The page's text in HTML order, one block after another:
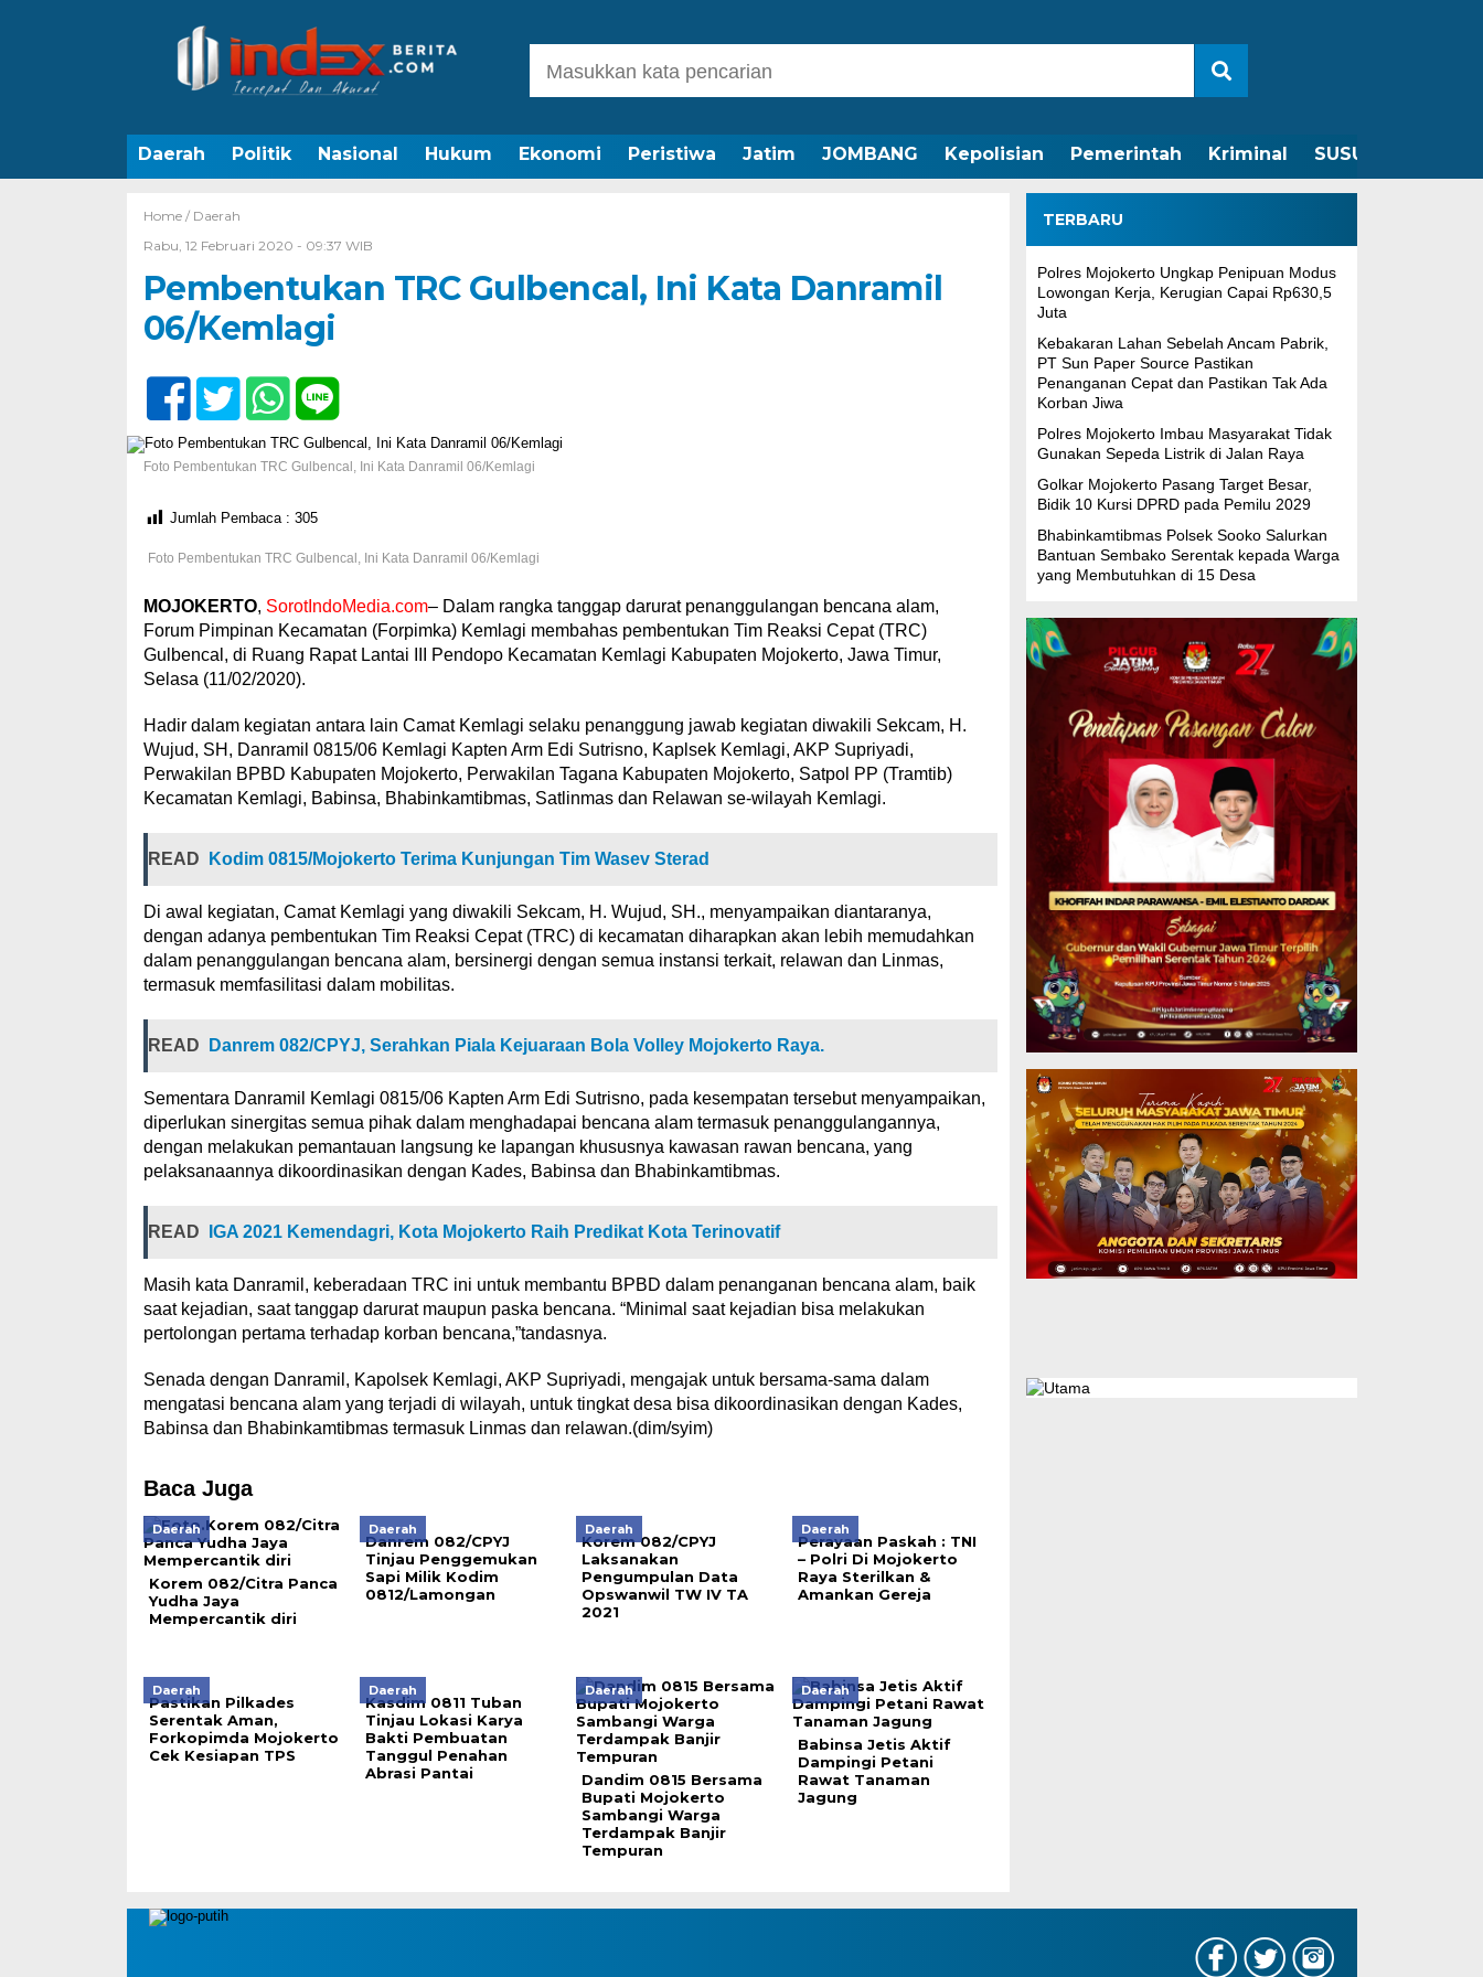
Daerah Politik Nasional Hukum Ekonomi Peristiwa Jatim JOMBANG Kepolisian Pemerintah Kriminal SUSUNAN
Home / Daerah
Rabu, 12 Februari 2020 - 09:37 WIB
Pembentukan TRC Gulbencal, Ini Kata Danramil
06/Kemlagi
Foto Pembentukan TRC Gulbencal, Ini Kata Danramil 06/Kemlagi
Jumlah Pembaca : 305
Foto Pembentukan TRC Gulbencal, Ini Kata Danramil 06/Kemlagi
MOJOKERTO, SorotIndoMedia.com– Dalam rangka tanggap darurat penanggulangan bencana alam,
Forum Pimpinan Kecamatan (Forpimka) Kemlagi membahas pembentukan Tim Reaksi Cepat (TRC)
Gulbencal, di Ruang Rapat Lantai III Pendopo Kecamatan Kemlagi Kabupaten Mojokerto, Jawa Timur,
Selasa (11/02/2020).
Hadir dalam kegiatan antara lain Camat Kemlagi selaku penanggung jawab kegiatan diwakili Sekcam, H.
Wujud, SH, Danramil 0815/06 Kemlagi Kapten Arm Edi Sutrisno, Kaplsek Kemlagi, AKP Supriyadi,
Perwakilan BPBD Kabupaten Mojokerto, Perwakilan Tagana Kabupaten Mojokerto, Satpol PP (Tramtib)
Kecamatan Kemlagi, Babinsa, Bhabinkamtibmas, Satlinmas dan Relawan se-wilayah Kemlagi.
READ Kodim 0815/Mojokerto Terima Kunjungan Tim Wasev Sterad
Di awal kegiatan, Camat Kemlagi yang diwakili Sekcam, H. Wujud, SH., menyampaikan diantaranya,
dengan adanya pembentukan Tim Reaksi Cepat (TRC) di kecamatan diharapkan akan lebih memudahkan
dalam penanggulangan bencana alam, bersinergi dengan semua instansi terkait, relawan dan Linmas,
termasuk memfasilitasi dalam mobilitas.
READ Danrem 082/CPYJ, Serahkan Piala Kejuaraan Bola Volley Mojokerto Raya.
Sementara Danramil Kemlagi 0815/06 Kapten Arm Edi Sutrisno, pada kesempatan tersebut menyampaikan,
diperlukan sinergitas semua pihak dalam menghadapai bencana alam termasuk penanggulangannya,
dengan melakukan pemantauan langsung ke lapangan khususnya kawasan rawan bencana, yang
pelaksanaannya dikoordinasikan dengan Kades, Babinsa dan Bhabinkamtibmas.
READ IGA 2021 Kemendagri, Kota Mojokerto Raih Predikat Kota Terinovatif
Masih kata Danramil, keberadaan TRC ini untuk membantu BPBD dalam penanganan bencana alam, baik
saat kejadian, saat tanggap darurat maupun paska bencana. “Minimal saat kejadian bisa melakukan
pertolongan pertama terhadap korban bencana,”tandasnya.
Senada dengan Danramil, Kapolsek Kemlagi, AKP Supriyadi, mengajak untuk bersama-sama dalam
mengatasi bencana alam yang terjadi di wilayah, untuk tingkat desa bisa dikoordinasikan dengan Kades,
Babinsa dan Bhabinkamtibmas termasuk Linmas dan relawan.(dim/syim)
Baca Juga
Daerah
Korem 082/Citra Panca
Yudha Jaya
Mempercantik diri
Daerah
Danrem 082/CPYJ
Tinjau Penggemukan
Sapi Milik Kodim
0812/Lamongan
Daerah
Korem 082/CPYJ
Laksanakan
Pengumpulan Data
Opswanwil TW IV TA
2021
Daerah
Perayaan Paskah : TNI
– Polri Di Mojokerto
Raya Sterilkan &
Amankan Gereja
Daerah
Pastikan Pilkades
Serentak Aman,
Forkopimda Mojokerto
Cek Kesiapan TPS
Daerah
Kasdim 0811 Tuban
Tinjau Lokasi Karya
Bakti Pembuatan
Tanggul Penahan
Abrasi Pantai
Daerah
Dandim 0815 Bersama
Bupati Mojokerto
Sambangi Warga
Terdampak Banjir
Tempuran
Daerah
Babinsa Jetis Aktif
Dampingi Petani
Rawat Tanaman
Jagung
TERBARU
Polres Mojokerto Ungkap Penipuan Modus
Lowongan Kerja, Kerugian Capai Rp630,5
Juta
Kebakaran Lahan Sebelah Ancam Pabrik,
PT Sun Paper Source Pastikan
Penanganan Cepat dan Pastikan Tak Ada
Korban Jiwa
Polres Mojokerto Imbau Masyarakat Tidak
Gunakan Sepeda Listrik di Jalan Raya
Golkar Mojokerto Pasang Target Besar,
Bidik 10 Kursi DPRD pada Pemilu 2029
Bhabinkamtibmas Polsek Sooko Salurkan
Bantuan Sembako Serentak kepada Warga
yang Membutuhkan di 15 Desa